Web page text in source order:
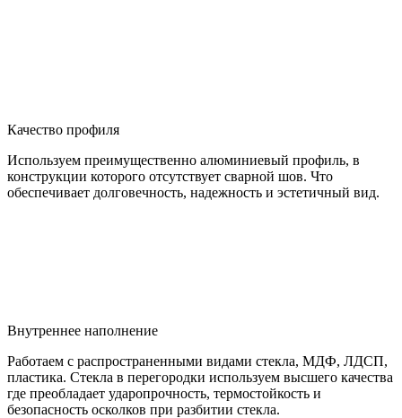
Качество профиля
Используем преимущественно алюминиевый профиль, в
конструкции которого отсутствует сварной шов. Что
обеспечивает долговечность, надежность и эстетичный вид.
Внутреннее наполнение
Работаем с распространенными видами стекла, МДФ, ЛДСП,
пластика. Стекла в перегородки используем высшего качества
где преобладает ударопрочность, термостойкость и
безопасность осколков при разбитии стекла.